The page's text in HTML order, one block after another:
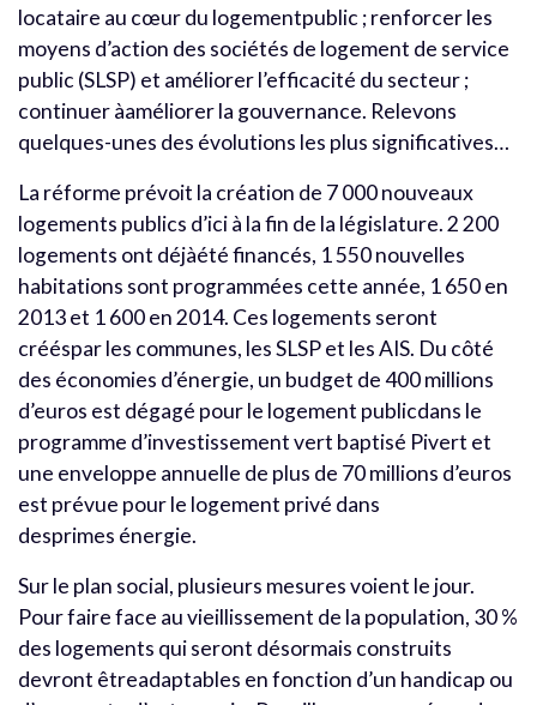
locataire au cœur du logementpublic ; renforcer les
moyens d’action des sociétés de logement de service
public (SLSP) et améliorer l’efficacité du secteur ;
continuer àaméliorer la gouvernance. Relevons
quelques-unes des évolutions les plus significatives…
La réforme prévoit la création de 7 000 nouveaux
logements publics d’ici à la fin de la législature. 2 200
logements ont déjàété financés, 1 550 nouvelles
habitations sont programmées cette année, 1 650 en
2013 et 1 600 en 2014. Ces logements seront
crééspar les communes, les SLSP et les AIS. Du côté
des économies d’énergie, un budget de 400 millions
d’euros est dégagé pour le logement publicdans le
programme d’investissement vert baptisé Pivert et
une enveloppe annuelle de plus de 70 millions d’euros
est prévue pour le logement privé dans
desprimes énergie.
Sur le plan social, plusieurs mesures voient le jour.
Pour faire face au vieillissement de la population, 30 %
des logements qui seront désormais construits
devront êtreadaptables en fonction d’un handicap ou